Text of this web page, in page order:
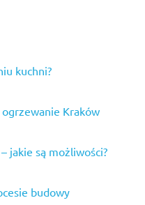
kuchni?
Kraków
jakie są możliwości?
budowy